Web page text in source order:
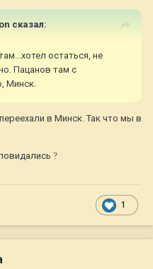
сказал:
остаться, не
Пацанов там с
Минск.
в Минск. Так что мы в
?
1